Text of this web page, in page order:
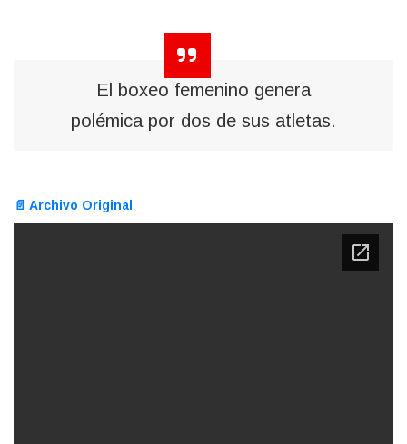
El boxeo femenino genera
polémica por dos de sus atletas.
📄 Archivo Original